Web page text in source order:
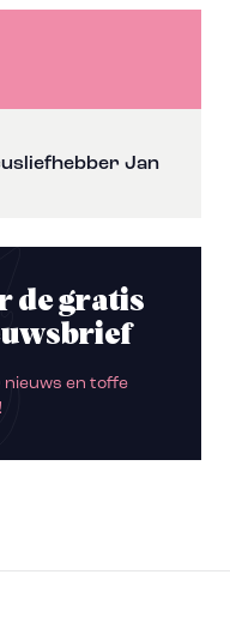
Jan
de gratis
en toffe